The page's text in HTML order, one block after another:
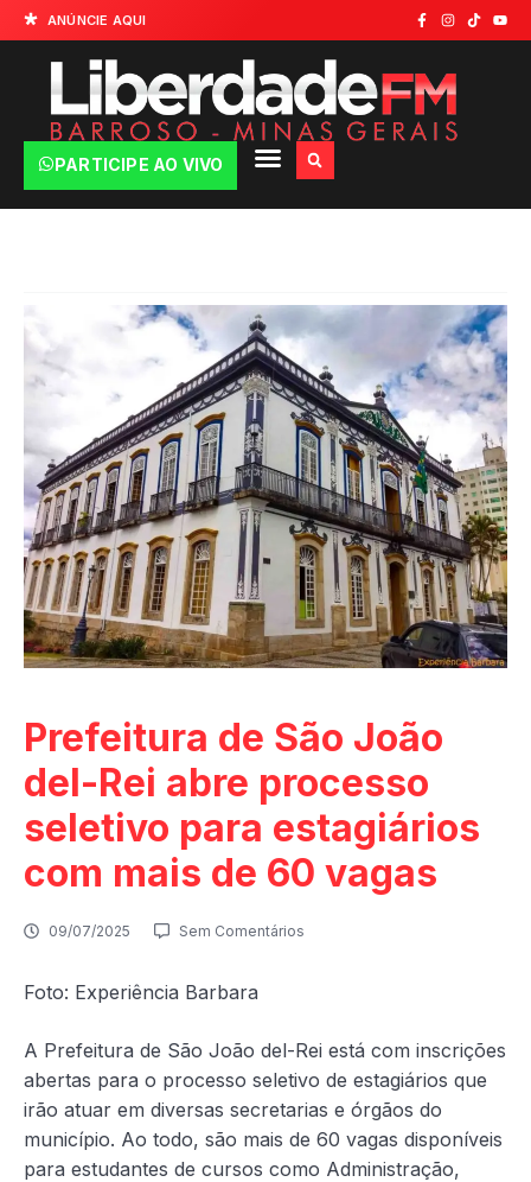
ANÚNCIE AQUI
PARTICIPE AO VIVO
Prefeitura de São João
del-Rei abre processo
seletivo para estagiários
com mais de 60 vagas
09/07/2025 Sem Comentários
Foto: Experiência Barbara
A Prefeitura de São João del-Rei está com inscrições
abertas para o processo seletivo de estagiários que
irão atuar em diversas secretarias e órgãos do
município. Ao todo, são mais de 60 vagas disponíveis
para estudantes de cursos como Administração,